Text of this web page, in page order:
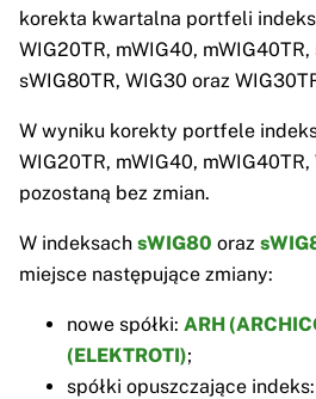
korekta kwartalna portfeli
WIG20TR, mWIG40, mWIG40TR,
sWIG80TR, WIG30 oraz
W wyniku korekty portfele
WIG20TR, mWIG40,
pozostaną bez zmian.
W indeksach sWIG80 oraz
miejsce następujące zmiany:
nowe spółki: ARH
(ELEKTROTI);
spółki opuszczające indeks: